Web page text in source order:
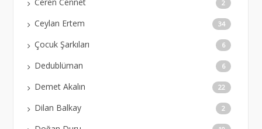
2
Ceylan Ertem 34
Çocuk Şarkıları 6
Dedublüman 6
Demet Akalın 22
Dilan Balkay 2